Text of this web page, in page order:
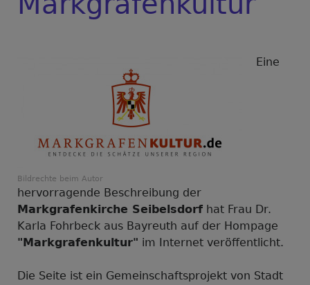
Bildrechte beim Autor
Eine
hervorragende Beschreibung der
Markgrafenkirche Seibelsdorf hat Frau Dr.
Karla Fohrbeck aus Bayreuth auf der Hompage
"Markgrafenkultur" im Internet veröffentlicht.
Die Seite ist ein Gemeinschaftsprojekt von Stadt